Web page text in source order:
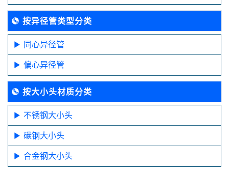
按异径管类型分类
同心异径管
偏心异径管
按大小头材质分类
不锈钢大小头
碳钢大小头
合金钢大小头